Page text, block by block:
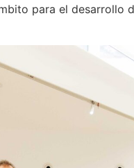
para el desarrollo